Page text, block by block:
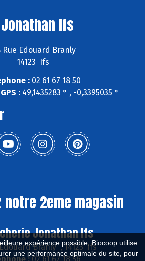
expérience possible, Biocoop utilise
une performance optimale du site, pour
Jonathan Ifs
Rue Edouard Branly
14123 Ifs
:02 61 67 18 50
:49,1435283 ° , -0,3395035 °
notre 2eme magasin
Jonathan Ifs
Branly , 14123 Ifs